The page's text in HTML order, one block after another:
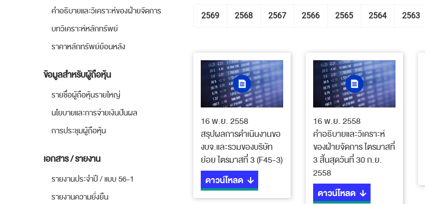
คำอธิบายและวิเคราะห์ของฝ่ายจัดการ
บทวิเคราะห์หลักทรัพย์
ราคาหลักทรัพย์ย้อนหลัง
ข้อมูลสำหรับผู้ถือหุ้น
รายชื่อผู้ถือหุ้นรายใหญ่
นโยบายและการจ่ายเงินปันผล
การประชุมผู้ถือหุ้น
เอกสาร / รายงาน
รายงานประจำปี / แบบ 56-1
รายงานความยั่งยืน
2569 2568 2567 2566 2565 2564 2563
16 พ.ย. 2558
สรุปผลการดำเนินงานขอ
งบจ.และรวมของบริษัท
ย่อย ไตรมาสที่ 3 (F45-3)
ดาวน์โหลด
16 พ.ย. 2558
คำอธิบายและวิเคราะห์
ของฝ่ายจัดการ ไตรมาสที่
3 สิ้นสุดวันที่ 30 ก.ย.
2558
ดาวน์โหลด